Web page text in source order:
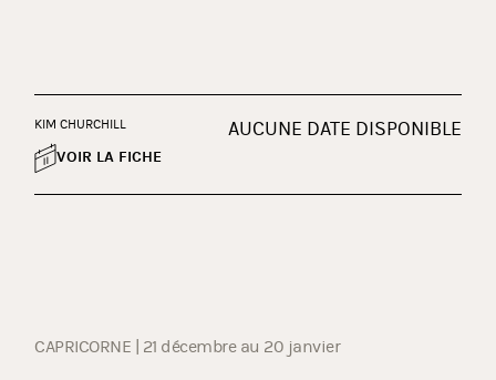
KIM CHURCHILL AUCUNE DATE DISPONIBLE
VOIR LA FICHE
CAPRICORNE | 21 décembre au 20 janvier